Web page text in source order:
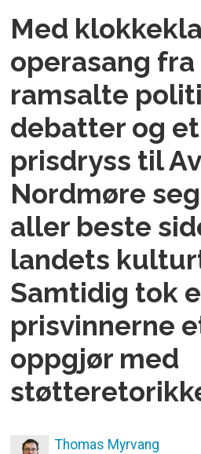
Med
operasang fra
ramsalte
debatter og
prisdryss til
Nordmøre
aller beste
landets
Samtidig tok
prisvinnerne
oppgjør med
Thomas Myrvang